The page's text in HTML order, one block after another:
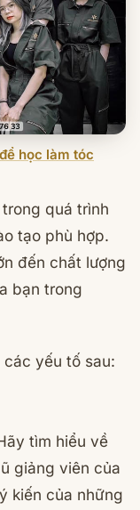
học làm tóc
quá trình
tạo phù hợp.
đến chất lượng
bạn trong
yếu tố sau:
tìm hiểu về
giảng viên của
kiến của những